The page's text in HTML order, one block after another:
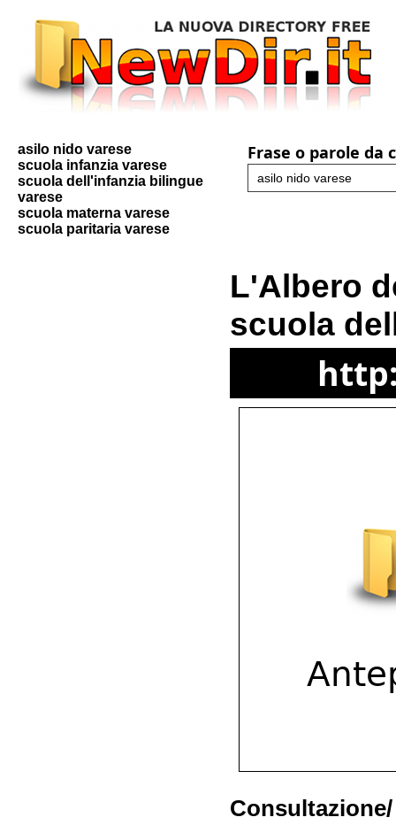
asilo nido varese
scuola infanzia varese
scuola dell'infanzia bilingue
varese
scuola materna varese
scuola paritaria varese
Frase o parole da
L'Albero
scuola